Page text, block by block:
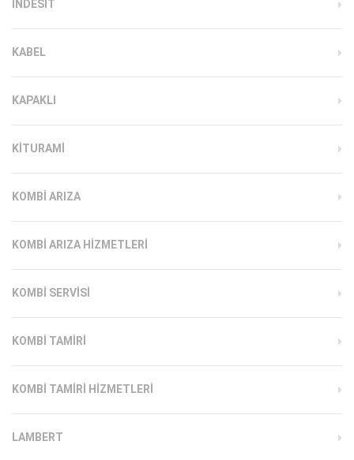
INDESIT
KABEL
KAPAKLI
KITURAMI
KOMBI ARIZA
KOMBI ARIZA HIZMETLERI
KOMBI SERVISI
KOMBI TAMIRI
KOMBI TAMIRI HIZMETLERI
LAMBERT